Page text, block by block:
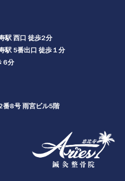
駅 西口 徒歩2分
駅 5番出口 徒歩１分
6分
番8号 雨宮ビル5階